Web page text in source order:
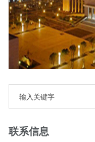
联系信息